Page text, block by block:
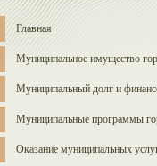
Главная
Муниципальное имущество
Муниципальный долг и
Муниципальные программы
Оказание муниципальных